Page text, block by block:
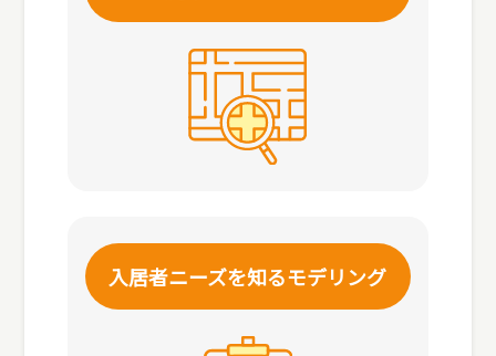
入居者ニーズを知るモデリング